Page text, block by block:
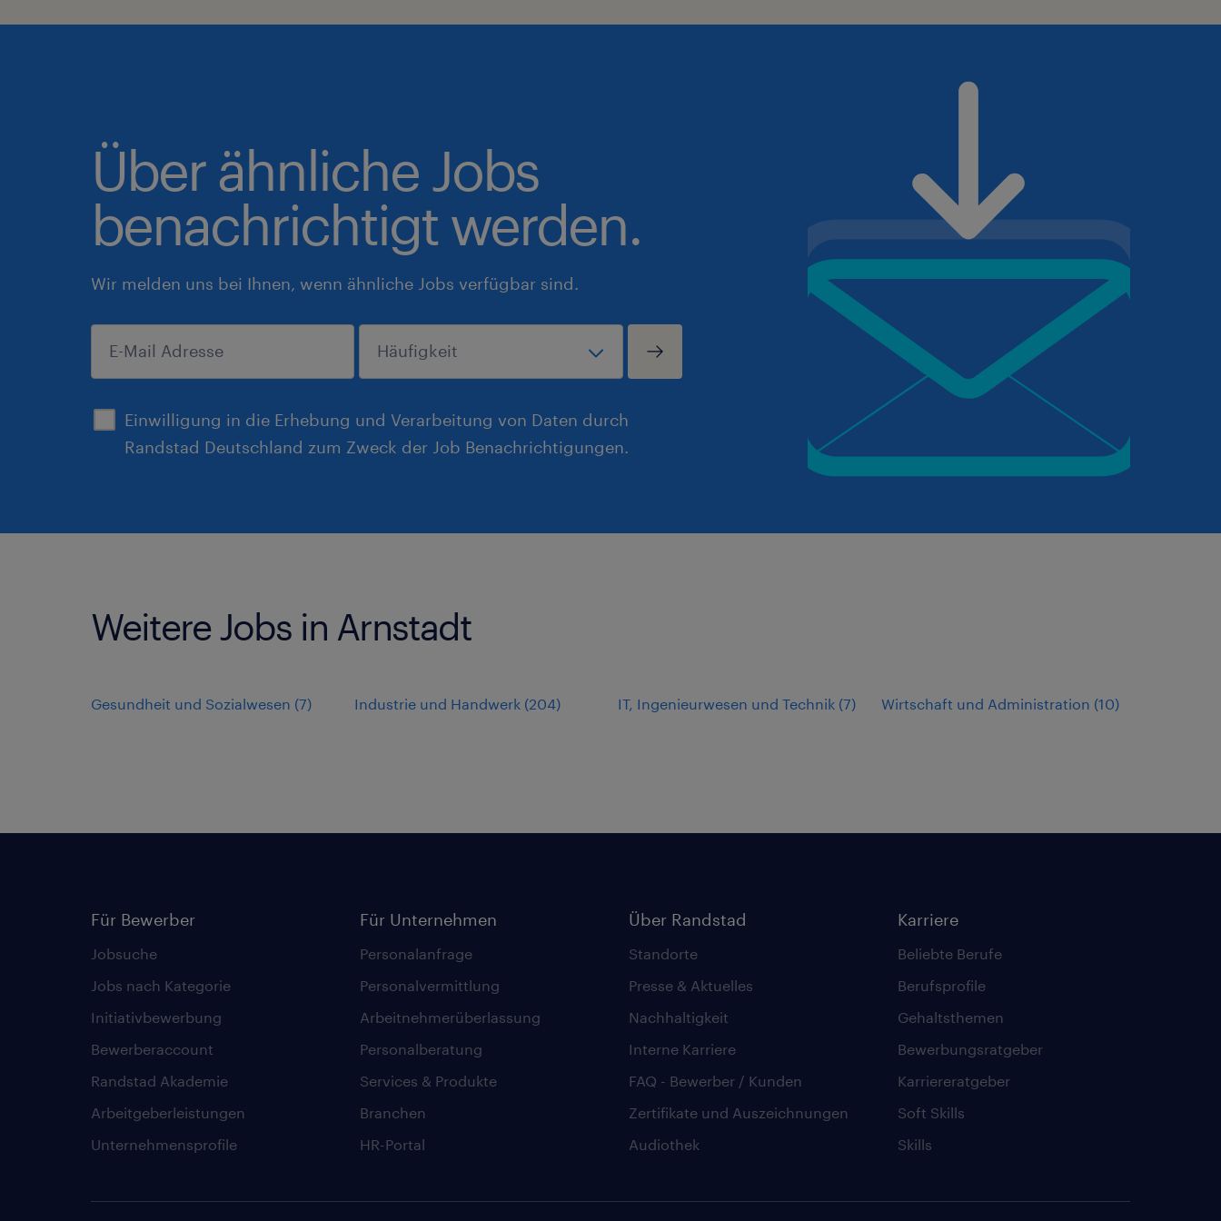
Über ähnliche Jobs
benachrichtigt werden.
Wir melden uns bei Ihnen, wenn ähnliche Jobs verfügbar sind.
Einwilligung in die Erhebung und Verarbeitung von Daten durch
Randstad Deutschland zum Zweck der Job Benachrichtigungen.
anmelden
Weitere Jobs in Arnstadt
Gesundheit und Sozialwesen (7) Industrie und Handwerk (204) IT, Ingenieurwesen und Technik (7) Wirtschaft und Administration (10)
Für Bewerber
Jobsuche
Jobs nach Kategorie
Initiativbewerbung
Bewerberaccount
Randstad Akademie
Arbeitgeberleistungen
Unternehmensprofile
Für Unternehmen
Personalanfrage
Personalvermittlung
Arbeitnehmerüberlassung
Personalberatung
Services & Produkte
Branchen
HR-Portal
Über Randstad
Standorte
Presse & Aktuelles
Nachhaltigkeit
Interne Karriere
FAQ - Bewerber / Kunden
Zertifikate und Auszeichnungen
Audiothek
Karriere
Beliebte Berufe
Berufsprofile
Gehaltsthemen
Bewerbungsratgeber
Karriereratgeber
Soft Skills
Skills